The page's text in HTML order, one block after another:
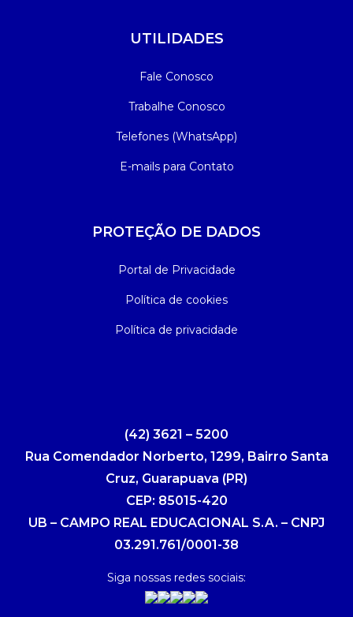
UTILIDADES
Fale Conosco
Trabalhe Conosco
Telefones (WhatsApp)
E-mails para Contato
PROTEÇÃO DE DADOS
Portal de Privacidade
Política de cookies
Política de privacidade
(42) 3621 – 5200
Rua Comendador Norberto, 1299, Bairro Santa
Cruz, Guarapuava (PR)
CEP: 85015-420
UB – CAMPO REAL EDUCACIONAL S.A. – CNPJ
03.291.761/0001-38
Siga nossas redes sociais: